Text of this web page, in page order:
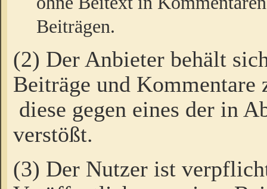
Beiträgen.
(2) Der Anbieter behält
Beiträge und Kommentare
diese gegen eines der in
verstößt.
(3) Der Nutzer ist